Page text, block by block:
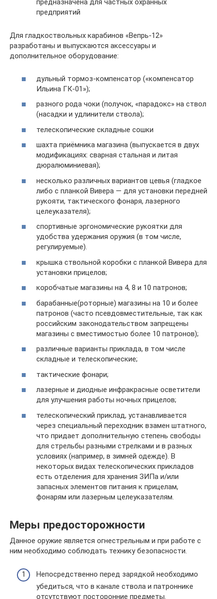
предназначена для частных охранных
предприятий
Для гладкоствольных карабинов «Вепрь-12»
разработаны и выпускаются аксессуары и
дополнительное оборудование:
дульный тормоз-компенсатор («компенсатор
Ильина ГК-01»);
разного рода чоки (получок, «парадокс» на ствол
(насадки и удлинители ствола);
телескопические складные сошки
шахта приёмника магазина (выпускается в двух
модификациях: сварная стальная и литая
дюралюминиевая);
несколько различных вариантов цевья (гладкое
либо с планкой Вивера — для установки передней
рукояти, тактического фонаря, лазерного
целеуказателя);
спортивные эргономические рукоятки для
удобства удержания оружия (в том числе,
регулируемые).
крышка ствольной коробки с планкой Вивера для
установки прицелов;
коробчатые магазины на 4, 8 и 10 патронов;
барабанные(роторные) магазины на 10 и более
патронов (часто псевдовместительные, так как
российским законодательством запрещены
магазины с вместимостью более 10 патронов);
различные варианты приклада, в том числе
складные и телескопические;
тактические фонари;
лазерные и диодные инфракрасные осветители
для улучшения работы ночных прицелов;
телескопический приклад, устанавливается
через специальный переходник взамен штатного,
что придает дополнительную степень свободы
для стрельбы разными стрелками и в разных
условиях (например, в зимней одежде). В
некоторых видах телескопических прикладов
есть отделения для хранения ЗИПа и/или
запасных элементов питания к прицелам,
фонарям или лазерным целеуказателям.
Меры предосторожности
Данное оружие является огнестрельным и при работе с
ним необходимо соблюдать технику безопасности.
Непосредственно перед зарядкой необходимо
убедиться, что в канале ствола и патроннике
отсутствуют посторонние предметы.